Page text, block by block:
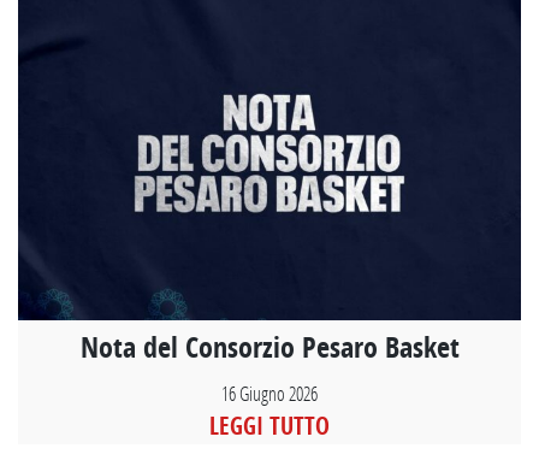
Nota del Consorzio Pesaro Basket
16 Giugno 2026
LEGGI TUTTO